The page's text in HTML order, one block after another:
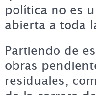
política no es
abierta a toda
Partiendo de
obras
residuales,